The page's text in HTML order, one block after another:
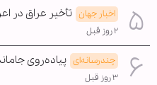
اخبار جهان تأخیر عراق در
۲ روز قبل
چندرسانه‌ای پیاده‌روی
۳ روز قبل